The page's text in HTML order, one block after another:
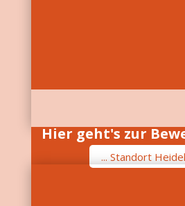
Hier geht's zur
... Standort